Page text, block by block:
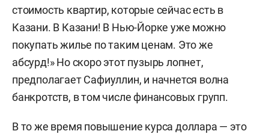
стоимость квартир, которые сейчас есть в
Казани. В Казани! В Нью-Йорке уже можно
покупать жилье по таким ценам. Это же
абсурд!» Но скоро этот пузырь лопнет,
предполагает Сафиуллин, и начнется волна
банкротств, в том числе финансовых групп.
В то же время повышение курса доллара — это